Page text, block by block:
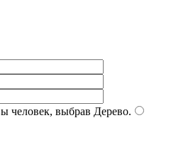
человек, выбрав Дерево.